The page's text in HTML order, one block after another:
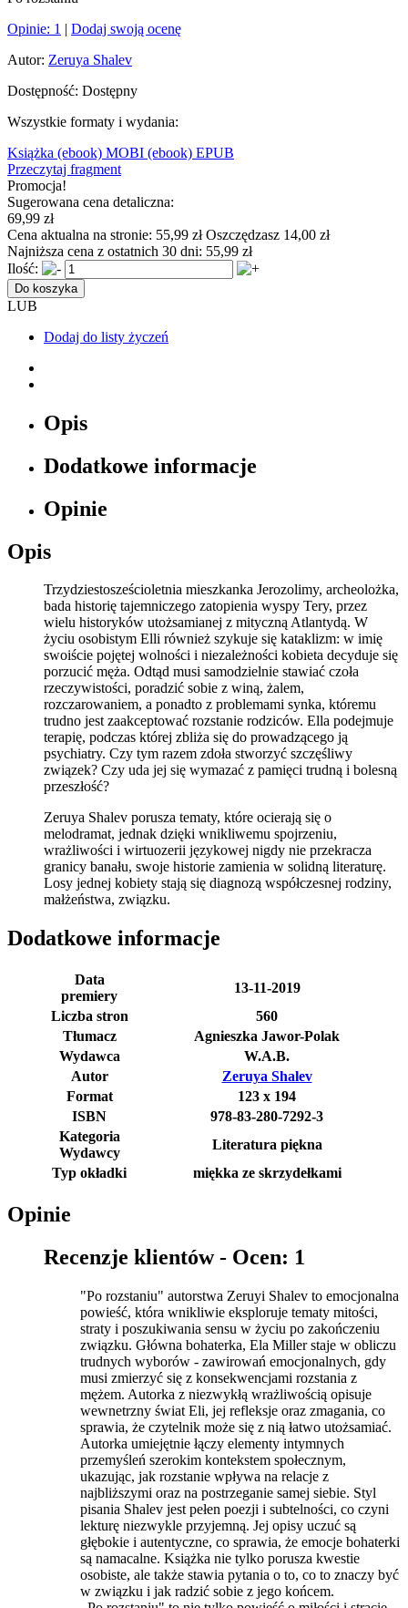
Opinie: 1 | Dodaj swoją ocenę
Autor: Zeruya Shalev
Dostępność: Dostępny
Wszystkie formaty i wydania:
Książka (ebook) MOBI (ebook) EPUB
Przeczytaj fragment
Promocja!
Sugerowana cena detaliczna:
69,99 zł
Cena aktualna na stronie: 55,99 złOszczędzasz 14,00 zł
Najniższa cena z ostatnich 30 dni: 55,99 zł
Ilość:
Do koszyka
LUB
Dodaj do listy życzeń
Opis
Dodatkowe informacje
Opinie
Opis
Trzydziestosześcioletnia mieszkanka Jerozolimy, archeolożka,
bada historię tajemniczego zatopienia wyspy Tery, przez
wielu historyków utożsamianej z mityczną Atlantydą. W
życiu osobistym Elli również szykuje się kataklizm: w imię
swoiście pojętej wolności i niezależności kobieta decyduje się
porzucić męża. Odtąd musi samodzielnie stawiać czoła
rzeczywistości, poradzić sobie z winą, żalem,
rozczarowaniem, a ponadto z problemami synka, któremu
trudno jest zaakceptować rozstanie rodziców. Ella podejmuje
terapię, podczas której zbliża się do prowadzącego ją
psychiatry. Czy tym razem zdoła stworzyć szczęśliwy
związek? Czy uda jej się wymazać z pamięci trudną i bolesną
przeszłość?
Zeruya Shalev porusza tematy, które ocierają się o
melodramat, jednak dzięki wnikliwemu spojrzeniu,
wrażliwości i wirtuozerii językowej nigdy nie przekracza
granicy banału, swoje historie zamienia w solidną literaturę.
Losy jednej kobiety stają się diagnozą współczesnej rodziny,
małżeństwa, związku.
Dodatkowe informacje
Data
premiery
13-11-2019
Liczba stron
560
Tłumacz
Agnieszka Jawor-Polak
Wydawca
W.A.B.
Autor
Zeruya Shalev
Format
123 x 194
ISBN
978-83-280-7292-3
Kategoria
Wydawcy
Literatura piękna
Typ okładki
miękka ze skrzydełkami
Opinie
Recenzje klientów - Ocen: 1
"Po rozstaniu" autorstwa Zeruyi Shalev to emocjonalna
powieść, która wnikliwie eksploruje tematy mitości,
straty i poszukiwania sensu w życiu po zakończeniu
związku. Główna bohaterka, Ela Miller staje w obliczu
trudnych wyborów - zawirowań emocjonalnych, gdy
musi zmierzyć się z konsekwencjami rozstania z
mężem. Autorka z niezwykłą wrażliwością opisuje
wewnetrzny świat Eli, jej refleksje oraz zmagania, co
sprawia, że czytelnik może się z nią łatwo utożsamiać.
Autorka umiejętnie łączy elementy intymnych
przemyśleń szerokim kontekstem społecznym,
ukazując, jak rozstanie wpływa na relacje z
najbliższymi oraz na postrzeganie samej siebie. Styl
pisania Shalev jest pełen poezji i subtelności, co czyni
lekturę niezwykle przyjemną. Jej opisy uczuć są
głębokie i autentyczne, co sprawia, że emocje bohaterki
są namacalne. Książka nie tylko porusza kwestie
osobiste, ale także stawia pytania o to, co to znaczy być
w związku i jak radzić sobie z jego końcem.